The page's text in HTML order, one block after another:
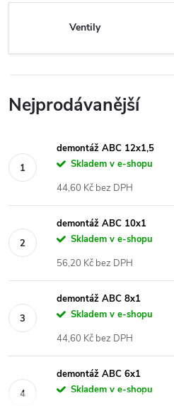
Ventily
Nejprodávanější
demontáž ABC 12x1,5
Skladem v e-shopu
44,60 Kč bez DPH
demontáž ABC 10x1
Skladem v e-shopu
56,20 Kč bez DPH
demontáž ABC 8x1
Skladem v e-shopu
44,60 Kč bez DPH
demontáž ABC 6x1
Skladem v e-shopu